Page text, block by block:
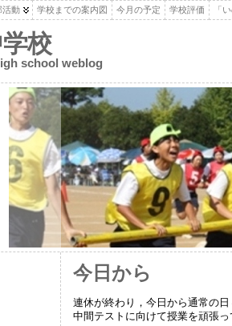
活動 学校までの案内図 今月の予定 学校評価 「
校
school weblog
今日から
連休が終わり，今日から通常の
中間テストに向けて授業を頑張